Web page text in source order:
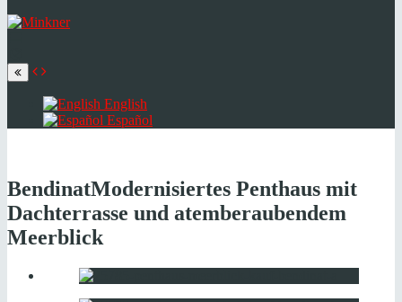
language
English
Español
BendinatModernisiertes Penthaus mit
Dachterrasse und atemberaubendem
Meerblick